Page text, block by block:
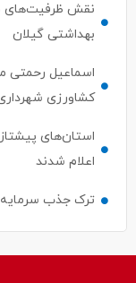
نقش ظرفیت‌های
بهداشتی گیلان
اسماعیل رحمتی
کشاورزی
استان‌های
اعلام شدند
ترک جذب